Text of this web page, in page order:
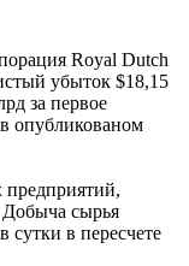
Royal Dutch
убыток $18,15
за первое
опубликованом
Добыча сырья
сутки в пересчете